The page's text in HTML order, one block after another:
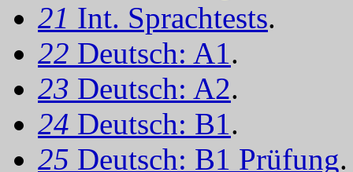
21 Int. Sprachtests.
22 Deutsch: A1.
23 Deutsch: A2.
24 Deutsch: B1.
25 Deutsch: B1 Prüfung.